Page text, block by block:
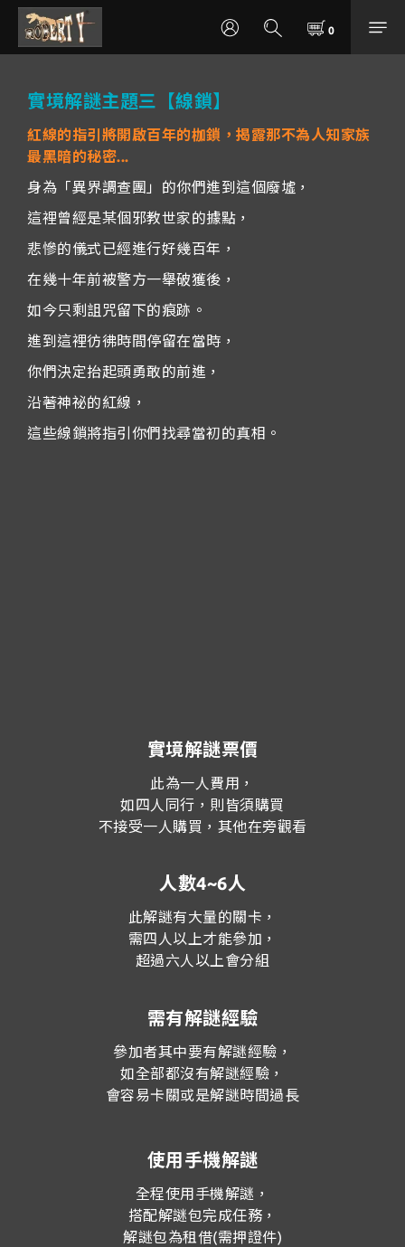
實境解謎主題三【線鎖】
紅線的指引將開啟百年的枷鎖，揭露那不為人知家族
最黑暗的秘密...
身為「異界調查團」的你們進到這個廢墟，
這裡曾經是某個邪教世家的據點，
悲慘的儀式已經進行好幾百年，
在幾十年前被警方一舉破獲後，
如今只剩詛咒留下的痕跡。
進到這裡彷彿時間停留在當時，
你們決定抬起頭勇敢的前進，
沿著神祕的紅線，
這些線鎖將指引你們找尋當初的真相。
實境解謎票價
此為一人費用，
如四人同行，則皆須購買
不接受一人購買，其他在旁觀看
人數4~6人
此解謎有大量的關卡，
需四人以上才能參加，
超過六人以上會分組
需有解謎經驗
參加者其中要有解謎經驗，
如全部都沒有解謎經驗，
會容易卡關或是解謎時間過長
使用手機解謎
全程使用手機解謎，
搭配解謎包完成任務，
解謎包為租借(需押證件)